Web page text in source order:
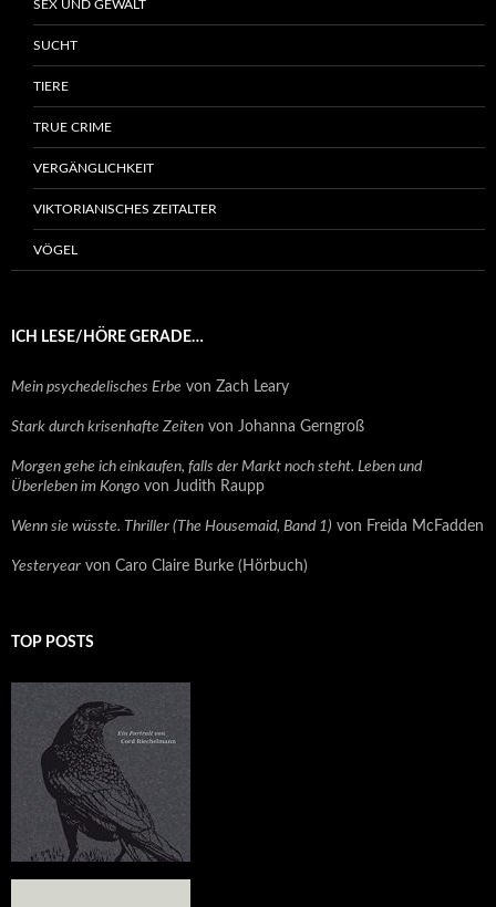
SEX UND GEWALT
SUCHT
TIERE
TRUE CRIME
VERGÄNGLICHKEIT
VIKTORIANISCHES ZEITALTER
VÖGEL
ICH LESE/HÖRE GERADE…
Mein psychedelisches Erbe von Zach Leary
Stark durch krisenhafte Zeiten von Johanna Gerngroß
Morgen gehe ich einkaufen, falls der Markt noch steht. Leben und
Überleben im Kongo von Judith Raupp
Wenn sie wüsste. Thriller (The Housemaid, Band 1) von Freida McFadden
Yesteryear von Caro Claire Burke (Hörbuch)
TOP POSTS